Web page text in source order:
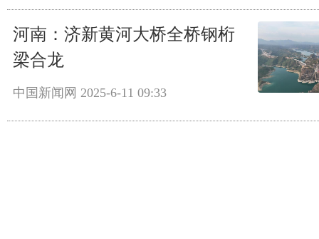
河南：济新黄河大桥全桥钢桁
梁合龙
中国新闻网 2025-6-11 09:33